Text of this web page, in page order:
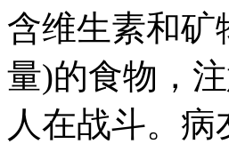
含维生素和矿
量)的食物，
人在战斗。